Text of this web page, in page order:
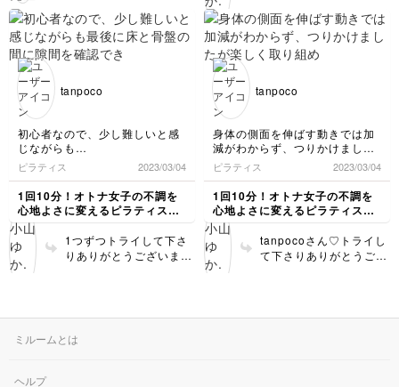
れしいです。 そして！
片肺呼吸いいですよね。
実感していただけてなに
よりです。第4弾でいち
ので毎日のお供にしてい
でも舞に続けるとカラダ
とココロがみるみる変わ
るのでお楽しみに🫶
tanpoco
初心者なので、少し難しいと感
じながらも
最後に床と骨盤の間に隙間を確
認できたりと
、身体がスッキリした気がしま
した^ ^
ピラティス 2023/03/04
1回10分！オトナ女子の不調を
心地よさに変えるピラティス講
座
1つずつトライして下さ
りありがとうございます
ュートラル 見つかって
中で1番ささやかな動き
tanpoco
身体の側面を伸ばす動きでは加
減がわからず、つりかけました
が楽しく取り組めました^ ^
ピラティス 2023/03/04
1回10分！オトナ女子の不調を
心地よさに変えるピラティス講
座
tanpocoさん♡トライし
て下さりありがとうござ
スンでテーマにさせてい
ミルームとは
ヘルプ